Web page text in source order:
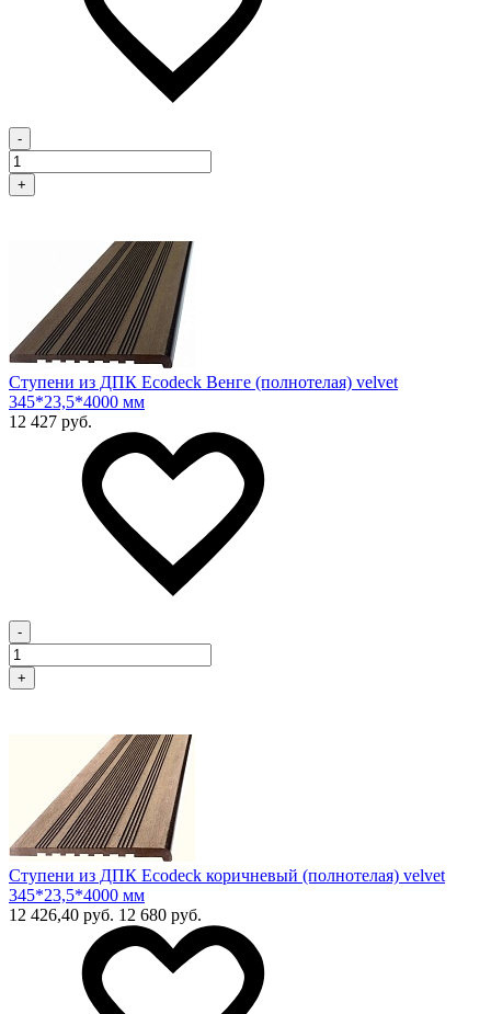
-
+
Ступени из ДПК Ecodeck Венге (полнотелая) velvet
345*23,5*4000 мм
12 427 руб.
-
+
Ступени из ДПК Ecodeck коричневый (полнотелая) velvet
345*23,5*4000 мм
12 426,40 руб. 12 680 руб.